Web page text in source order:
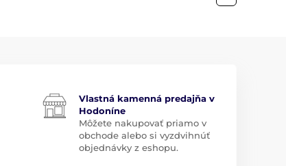
Vlastná kamenná predajňa v
Hodoníne
Môžete nakupovať priamo v
obchode alebo si vyzdvihnúť
objednávky z eshopu.